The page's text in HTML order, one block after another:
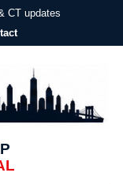
CT updates